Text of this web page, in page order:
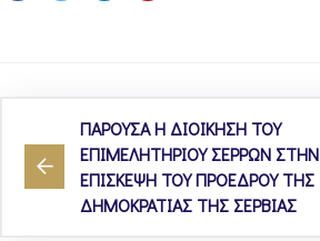
ΠΑΡΟΥΣΑ Η ΔΙΟΙΚΗΣΗ ΤΟΥ
ΕΠΙΜΕΛΗΤΗΡΙΟΥ ΣΕΡΡΩΝ ΣΤΗΝ
ΕΠΙΣΚΕΨΗ ΤΟΥ ΠΡΟΕΔΡΟΥ ΤΗΣ
ΔΗΜΟΚΡΑΤΙΑΣ ΤΗΣ ΣΕΡΒΙΑΣ